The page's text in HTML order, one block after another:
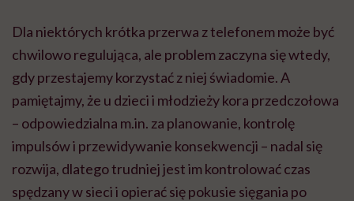
Dla niektórych krótka przerwa z telefonem może być
chwilowo regulująca, ale problem zaczyna się wtedy,
gdy przestajemy korzystać z niej świadomie. A
pamiętajmy, że u dzieci i młodzieży kora przedczołowa
– odpowiedzialna m.in. za planowanie, kontrolę
impulsów i przewidywanie konsekwencji – nadal się
rozwija, dlatego trudniej jest im kontrolować czas
spędzany w sieci i opierać się pokusie sięgania po